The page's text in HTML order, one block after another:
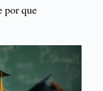
por que